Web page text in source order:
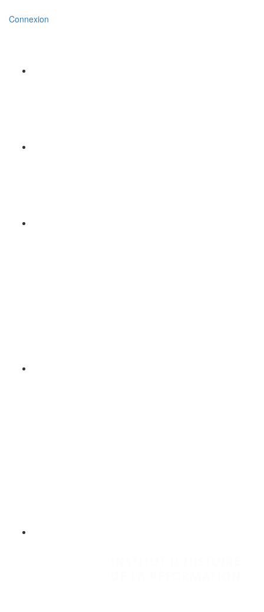
Connexion